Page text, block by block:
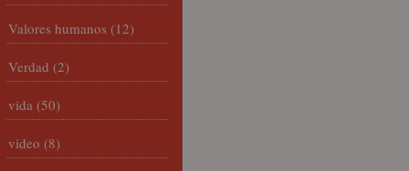
Valores humanos (12)
Verdad (2)
vida (50)
video (8)